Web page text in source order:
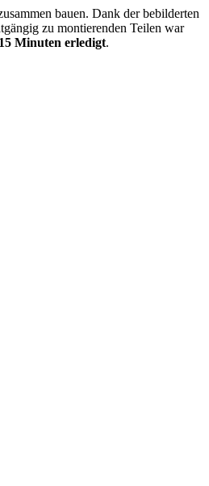
bauen. Dank der bebilderten
zu montierenden Teilen war
Minuten erledigt.